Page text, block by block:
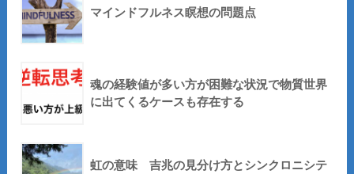
マインドフルネス瞑想の問題点
魂の経験値が多い方が困難な状況で物質世界
に出てくるケースも存在する
虹の意味 吉兆の見分け方とシンクロニシテ